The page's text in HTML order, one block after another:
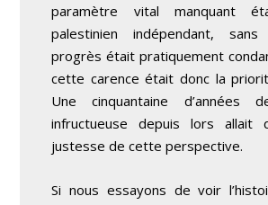
paramètre vital manquant
palestinien indépendant,
progrès était pratiquement
cette carence était donc la
Une cinquantaine d’années
infructueuse depuis lors allait
justesse de cette perspective.
Si nous essayons de voir